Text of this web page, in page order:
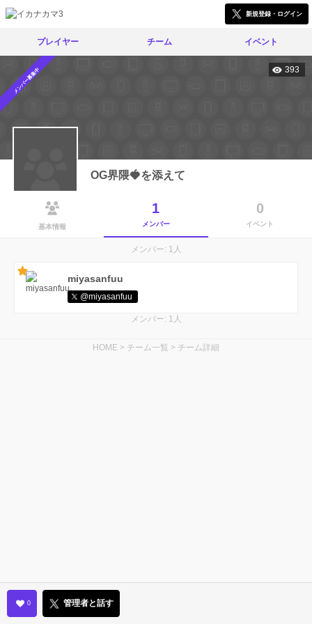
新規登録・ログイン
プレイヤー チーム イベント
メンバー募集中 393
OG界隈🍓を添えて
基本情報
1
メンバー
0
イベント
メンバー: 1人
miyasanfuu
@miyasanfuu
メンバー: 1人
HOME > チーム一覧 > チーム詳細
0 管理者と話す